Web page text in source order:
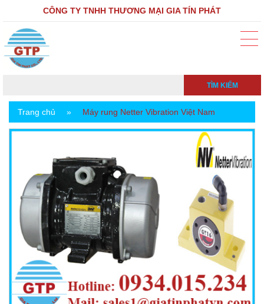
CÔNG TY TNHH THƯƠNG MẠI GIA TÍN PHÁT
TÌM KIẾM
Trang chủ » Máy rung Netter Vibration Việt Nam